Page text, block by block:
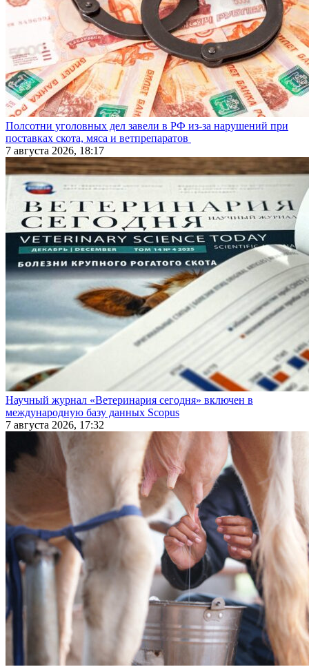
Полсотни уголовных дел завели в РФ из-за нарушений при
поставках скота, мяса и ветпрепаратов
7 августа 2026, 18:17
Научный журнал «Ветеринария сегодня» включен в
международную базу данных Scopus
7 августа 2026, 17:32